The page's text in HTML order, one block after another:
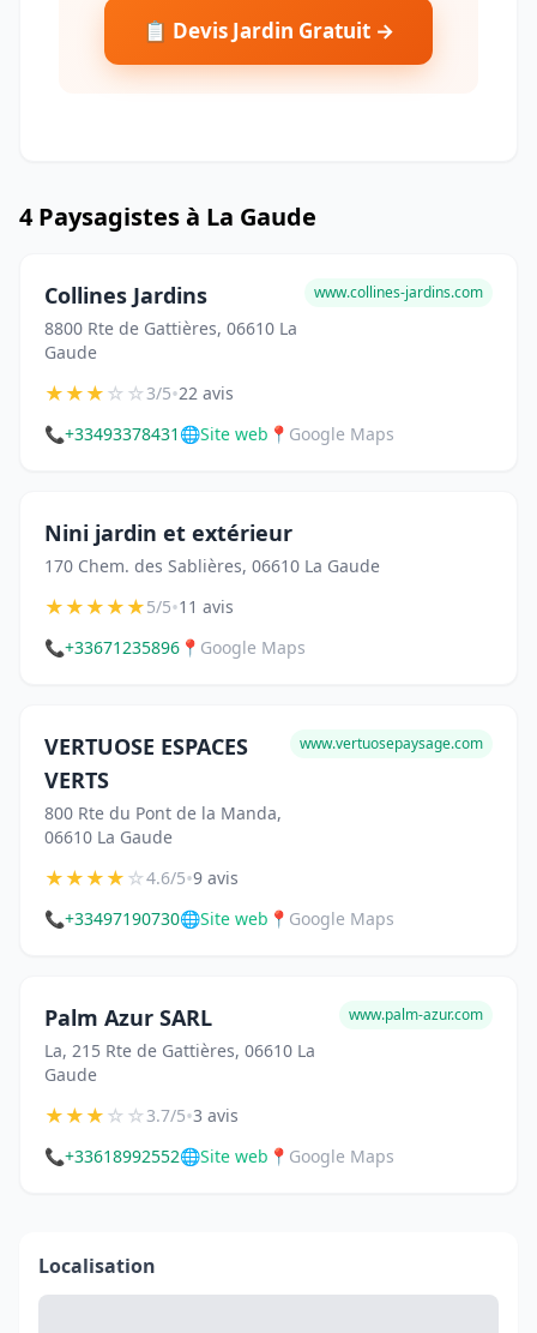
📋 Devis Jardin Gratuit →
4 Paysagistes à La Gaude
Collines Jardins
8800 Rte de Gattières, 06610 La
Gaude
www.collines-jardins.com
★★★☆☆3/5•22 avis
📞+33493378431 🌐Site web 📍 Google Maps
Nini jardin et extérieur
170 Chem. des Sablières, 06610 La Gaude
★★★★★5/5•11 avis
📞+33671235896 📍 Google Maps
VERTUOSE ESPACES
VERTS
800 Rte du Pont de la Manda,
06610 La Gaude
www.vertuosepaysage.com
★★★★☆4.6/5•9 avis
📞+33497190730🌐Site web 📍 Google Maps
Palm Azur SARL
La, 215 Rte de Gattières, 06610 La
Gaude
www.palm-azur.com
★★★☆☆3.7/5•3 avis
📞+33618992552🌐Site web 📍 Google Maps
Localisation